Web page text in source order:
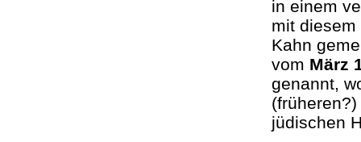
in einem
mit
Kahn
vom März
genannt,
jüdischen